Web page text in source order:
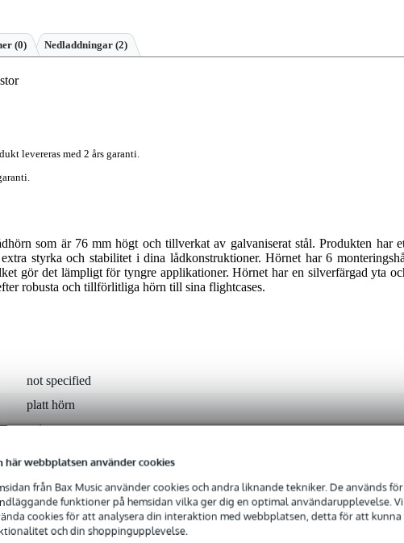
här webbplatsen använder cookies
från Bax Music använder cookies och andra liknande tekniker. De används
funktioner på hemsidan vilka ger dig en optimal användarupplevelse.
cookies för att analysera din interaktion med webbplatsen, detta för att
och din shoppingupplevelse.
(0) Nedladdningar (2)
levereras med 2 års garanti.
som är 76 mm högt och tillverkat av galvaniserat stål. Produkten har
styrka och stabilitet i dina lådkonstruktioner. Hörnet har 6
gör det lämpligt för tyngre applikationer. Hörnet har en silverfärgad yta
robusta och tillförlitliga hörn till sina flightcases.
not specified
platt hörn
nej
stål
aluminium/stål/silver